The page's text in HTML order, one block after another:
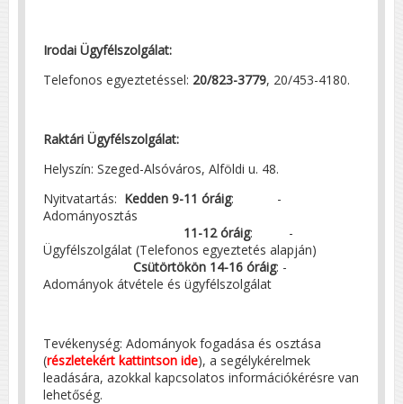
Irodai Ügyfélszolgálat:
Telefonos egyeztetéssel: 20/823-3779, 20/453-4180.
Raktári Ügyfélszolgálat:
Helyszín: Szeged-Alsóváros, Alföldi u. 48.
Nyitvatartás: Kedden 9-11 óráig: -
Adományosztás
11-12 óráig: -
Ügyfélszolgálat (Telefonos egyeztetés alapján)
Csütörtökön 14-16 óráig: -
Adományok átvétele és ügyfélszolgálat
Tevékenység: Adományok fogadása és osztása
(részletekért kattintson ide), a segélykérelmek
leadására, azokkal kapcsolatos információkérésre van
lehetőség.